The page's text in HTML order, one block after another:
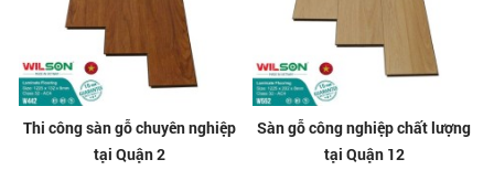
Thi công sàn gỗ chuyên nghiệp
tại Quận 2
Sàn gỗ công nghiệp chất lượng
tại Quận 12